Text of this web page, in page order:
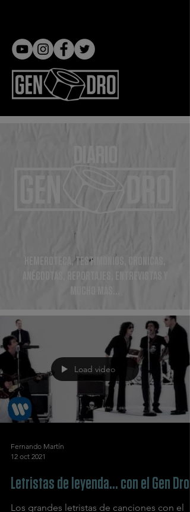
DIARIO
HEMEROTECA, TESTIMONIOS, CRÓNICAS,
ANÉCDOTAS, REPORTAJES, ENTREVISTAS Y
Load video
Fernando Martín
12 oct 2021
Letristas de leyenda... con el Gen Dro
Los grandes letristas de canciones con el